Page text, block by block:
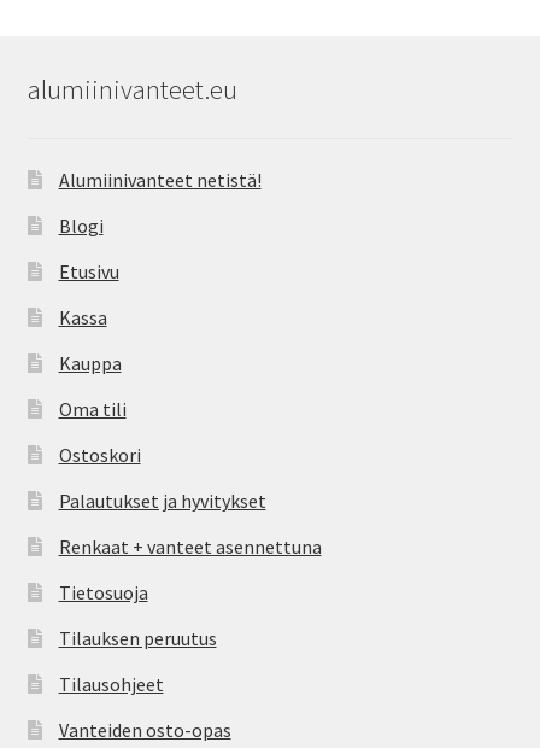
alumiinivanteet.eu
Alumiinivanteet netistä!
Blogi
Etusivu
Kassa
Kauppa
Oma tili
Ostoskori
Palautukset ja hyvitykset
Renkaat + vanteet asennettuna
Tietosuoja
Tilauksen peruutus
Tilausohjeet
Vanteiden osto-opas